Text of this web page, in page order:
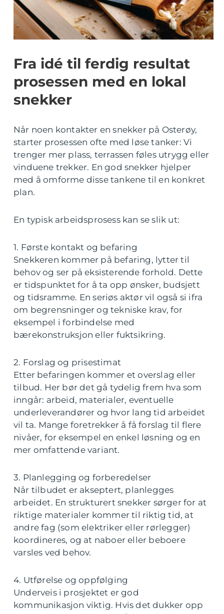
Fra idé til ferdig resultat
prosessen med en lokal
snekker
Når noen kontakter en snekker på Osterøy,
starter prosessen ofte med løse tanker: Vi
trenger mer plass, terrassen føles utrygg eller
vinduene trekker. En god snekker hjelper
med å omforme disse tankene til en konkret
plan.
En typisk arbeidsprosess kan se slik ut:
1. Første kontakt og befaring
Snekkeren kommer på befaring, lytter til
behov og ser på eksisterende forhold. Dette
er tidspunktet for å ta opp ønsker, budsjett
og tidsramme. En seriøs aktør vil også si ifra
om begrensninger og tekniske krav, for
eksempel i forbindelse med
bærekonstruksjon eller fuktsikring.
2. Forslag og prisestimat
Etter befaringen kommer et overslag eller
tilbud. Her bør det gå tydelig frem hva som
inngår: arbeid, materialer, eventuelle
underleverandører og hvor lang tid arbeidet
vil ta. Mange foretrekker å få forslag til flere
nivåer, for eksempel en enkel løsning og en
mer omfattende variant.
3. Planlegging og forberedelser
Når tilbudet er akseptert, planlegges
arbeidet. En strukturert snekker sørger for at
riktige materialer kommer til riktig tid, at
andre fag (som elektriker eller rørlegger)
koordineres, og at naboer eller beboere
varsles ved behov.
4. Utførelse og oppfølging
Underveis i prosjektet er god
kommunikasjon viktig. Hvis det dukker opp